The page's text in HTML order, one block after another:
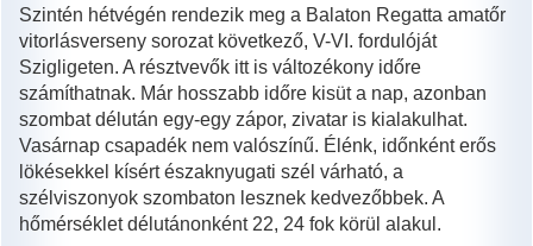
Szintén hétvégén rendezik meg a Balaton Regatta amatőr
vitorlásverseny sorozat következő, V-VI. fordulóját
Szigligeten. A résztvevők itt is változékony időre
számíthatnak. Már hosszabb időre kisüt a nap, azonban
szombat délután egy-egy zápor, zivatar is kialakulhat.
Vasárnap csapadék nem valószínű. Élénk, időnként erős
lökésekkel kísért északnyugati szél várható, a
szélviszonyok szombaton lesznek kedvezőbbek. A
hőmérséklet délutánonként 22, 24 fok körül alakul.